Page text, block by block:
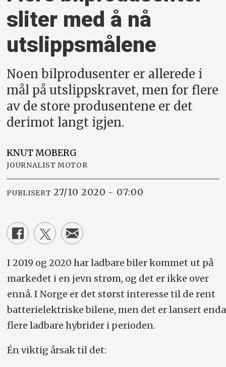
sliter med å nå
utslippsmålene
Noen bilprodusenter er allerede i
mål på utslippskravet, men for flere
av de store produsentene er det
derimot langt igjen.
KNUTMOBERG
JOURNALIST MOTOR
PUBLISERT 27/10 2020 - 07:00
I 2019 og 2020 har ladbare biler kommet ut på
markedet i en jevn strøm, og det er ikke over
ennå. I Norge er det størst interesse til de rent
batterielektriske bilene, men det er lansert enda
flere ladbare hybrider i perioden.
Én viktig årsak til det: